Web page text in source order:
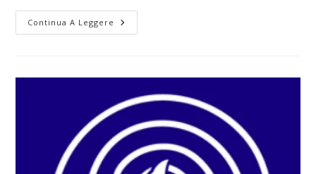
Continua A Leggere